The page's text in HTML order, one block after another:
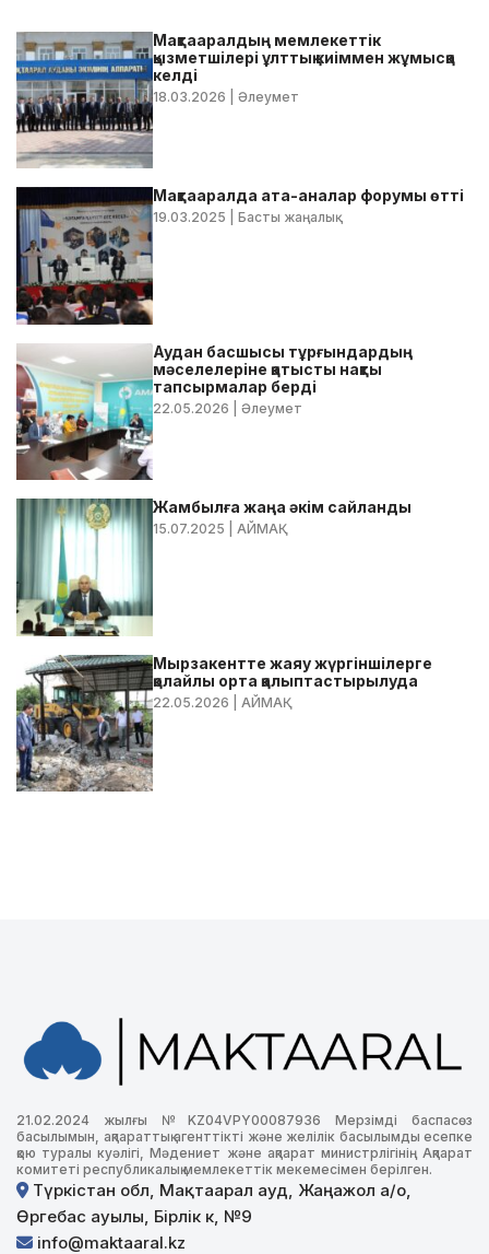
Мақтааралдың мемлекеттік
қызметшілері ұлттық киіммен жұмысқа
келді
18.03.2026 | Әлеумет
Мақтааралда ата-аналар форумы өтті
19.03.2025 | Басты жаңалық
Аудан басшысы тұрғындардың
мәселелеріне қатысты нақты
тапсырмалар берді
22.05.2026 | Әлеумет
Жамбылға жаңа әкім сайланды
15.07.2025 | АЙМАҚ
Мырзакентте жаяу жүргіншілерге
қолайлы орта қалыптастырылуда
22.05.2026 | АЙМАҚ
21.02.2024 жылғы №KZ04VPY00087936 Мерзімді баспасөз
басылымын, ақпараттық агенттікті және желілік басылымды есепке
қою туралы куәлігі, Мәдениет және ақпарат министрлігінің Ақпарат
комитеті республикалық мемлекеттік мекемесімен берілген.
Түркістан обл, Мақтаарал ауд, Жаңажол а/о,
Өргебас ауылы, Бірлік к, №9
info@maktaaral.kz